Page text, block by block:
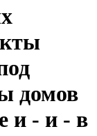
домов
и - и - в